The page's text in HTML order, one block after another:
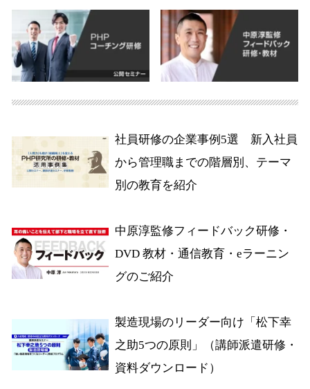
社員研修の企業事例5選 新入社員
から管理職までの階層別、テーマ
別の教育を紹介
中原淳監修フィードバック研修・
DVD 教材・通信教育・eラーニン
グのご紹介
製造現場のリーダー向け「松下幸
之助5つの原則」（講師派遣研修・
資料ダウンロード）